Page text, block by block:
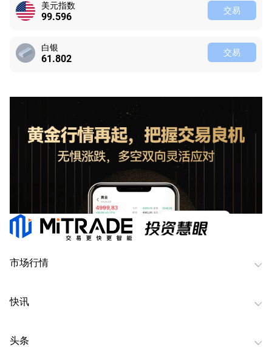
美元指数
99.596 交易
白银
61.802 交易
市场行情
快讯
头条